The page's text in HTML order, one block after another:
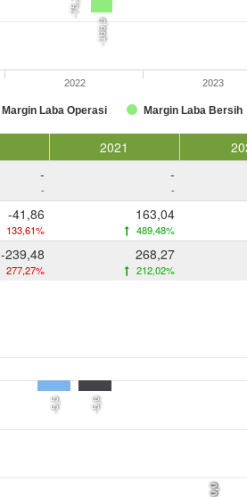
-75,2
-166,9
Margin Laba Operasi Margin Laba Bersih
2022 2023
2021
-
-
-
-
-41,86
133,61%
163,04
489,48%
-239,48
277,27%
268,27
212,02%
-5,5
0,0
-5,6
0,0